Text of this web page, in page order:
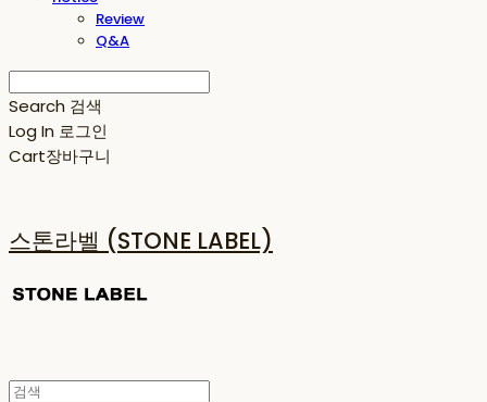
Review
Q&A
Search 검색
Log In 로그인
Cart장바구니
스톤라벨 (STONE LABEL)